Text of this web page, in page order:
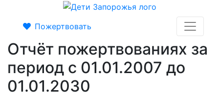
Пожертвовать
Отчёт пожертвованиях за
период с 01.01.2007 до
01.01.2030